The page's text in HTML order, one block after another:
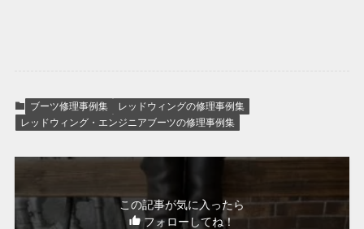
ブーツ修理事例集
レッドウィングの修理事例集
レッドウィング・エンジニアブーツの修理事例集
この記事が気に入ったら
フォローしてね！